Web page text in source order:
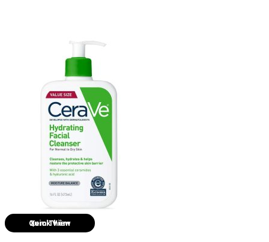
Quick View